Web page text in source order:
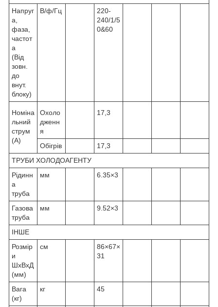
Напруг
а,
фаза,
частот
а
(Від
зовн.
до
внут.
блоку)
В/ф/Гц
220-
240/1/5
0&60
Номіна
льний
струм
(А)
Охоло
дженн
я
17,3
Обігрів
17,3
ТРУБИ ХОЛОДОАГЕНТУ
Рідинн
а
труба
мм 6.35×3
Газова
труба
мм 9.52×3
ІНШЕ
Розмір
и
ШxВxД
(мм)
cм
86×67×
31
Вага
(кг)
кг 45